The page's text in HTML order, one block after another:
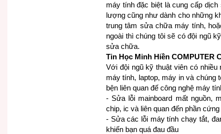
máy tính đặc biệt là cung cấp
lượng cũng như dành cho những
trung tâm sửa chữa máy tính,
ngoài thì chúng tôi sẽ có đội ngũ
sửa chữa.
Tin Học Minh Hiền COMPUTER
Với đội ngũ kỹ thuật viên có
máy tính, laptop, máy in và
bện liên quan đế công nghệ máy
- Sửa lỗi mainboard mất nguồn,
chip, ic và liên quan đến phần cứng
- Sửa các lỗi máy tính chạy tắt,
khiến bạn quá đau đầu